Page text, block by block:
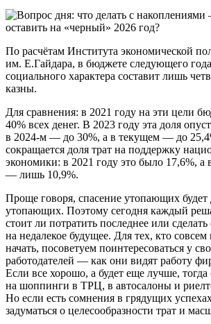
По расчётам Института экономической
им. Е.Гайдара, в бюджете следующего года
социального характера составит лишь
казны.
Для сравнения: в 2021 году на эти цели
40% всех денег. В 2023 году эта доля
в 2024-м — до 30%, а в текущем — до
сокращается доля трат на поддержку
экономики: в 2021 году это было 17,6%, а
— лишь 10,9%.
Проще говоря, спасение утопающих будет
утопающих. Поэтому сегодня каждый
стоит ли потратить последнее или
на недалекое будущее. Для тех, кто
начать, посоветуем поинтересоваться у
работодателей — как они видят работу
Если все хорошо, а будет еще лучше, тогда
на шоппинги в ТРЦ, в автосалоны и
Но если есть сомнения в грядущих
задуматься о целесообразности трат и